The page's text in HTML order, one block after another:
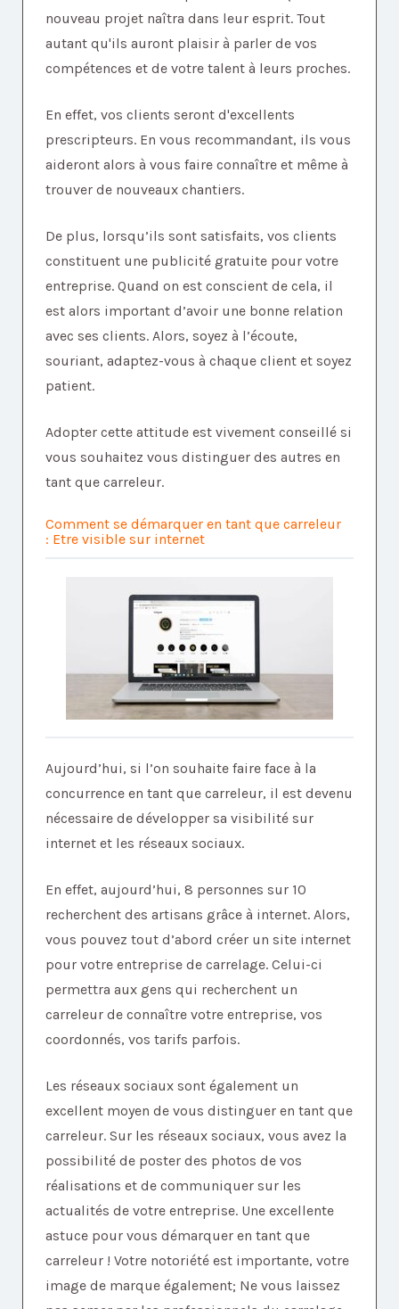
nouveau projet naîtra dans leur esprit. Tout
autant qu'ils auront plaisir à parler de vos
compétences et de votre talent à leurs proches.
En effet, vos clients seront d'excellents
prescripteurs. En vous recommandant, ils vous
aideront alors à vous faire connaître et même à
trouver de nouveaux chantiers.
De plus, lorsqu’ils sont satisfaits, vos clients
constituent une publicité gratuite pour votre
entreprise. Quand on est conscient de cela, il
est alors important d’avoir une bonne relation
avec ses clients. Alors, soyez à l’écoute,
souriant, adaptez-vous à chaque client et soyez
patient.
Adopter cette attitude est vivement conseillé si
vous souhaitez vous distinguer des autres en
tant que carreleur.
Comment se démarquer en tant que carreleur
: Etre visible sur internet
Aujourd’hui, si l’on souhaite faire face à la
concurrence en tant que carreleur, il est devenu
nécessaire de développer sa visibilité sur
internet et les réseaux sociaux.
En effet, aujourd’hui, 8 personnes sur 10
recherchent des artisans grâce à internet. Alors,
vous pouvez tout d’abord créer un site internet
pour votre entreprise de carrelage. Celui-ci
permettra aux gens qui recherchent un
carreleur de connaître votre entreprise, vos
coordonnés, vos tarifs parfois.
Les réseaux sociaux sont également un
excellent moyen de vous distinguer en tant que
carreleur. Sur les réseaux sociaux, vous avez la
possibilité de poster des photos de vos
réalisations et de communiquer sur les
actualités de votre entreprise. Une excellente
astuce pour vous démarquer en tant que
carreleur ! Votre notoriété est importante, votre
image de marque également; Ne vous laissez